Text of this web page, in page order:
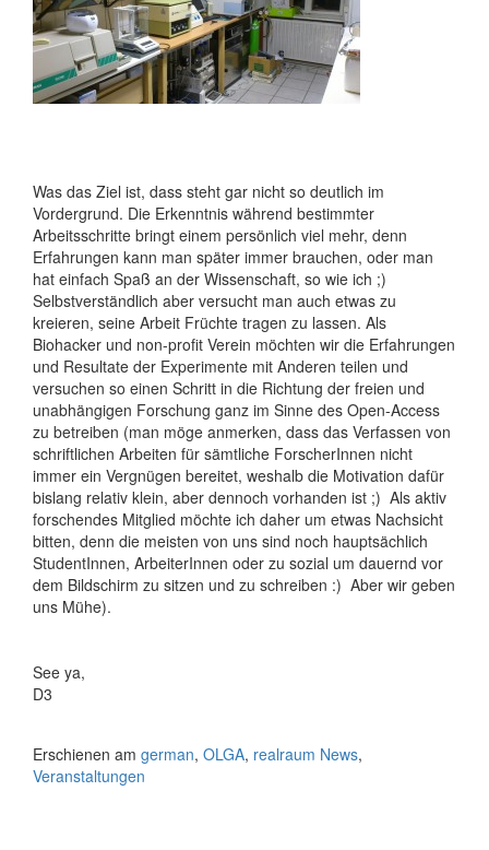
Was das Ziel ist, dass steht gar nicht so deutlich im
Vordergrund. Die Erkenntnis während bestimmter
Arbeitsschritte bringt einem persönlich viel mehr, denn
Erfahrungen kann man später immer brauchen, oder man
hat einfach Spaß an der Wissenschaft, so wie ich ;)
Selbstverständlich aber versucht man auch etwas zu
kreieren, seine Arbeit Früchte tragen zu lassen. Als
Biohacker und non-profit Verein möchten wir die Erfahrungen
und Resultate der Experimente mit Anderen teilen und
versuchen so einen Schritt in die Richtung der freien und
unabhängigen Forschung ganz im Sinne des Open-Access
zu betreiben (man möge anmerken, dass das Verfassen von
schriftlichen Arbeiten für sämtliche ForscherInnen nicht
immer ein Vergnügen bereitet, weshalb die Motivation dafür
bislang relativ klein, aber dennoch vorhanden ist ;) Als aktiv
forschendes Mitglied möchte ich daher um etwas Nachsicht
bitten, denn die meisten von uns sind noch hauptsächlich
StudentInnen, ArbeiterInnen oder zu sozial um dauernd vor
dem Bildschirm zu sitzen und zu schreiben :) Aber wir geben
uns Mühe).
See ya,
D3
Erschienen am german, OLGA, realraum News,
Veranstaltungen